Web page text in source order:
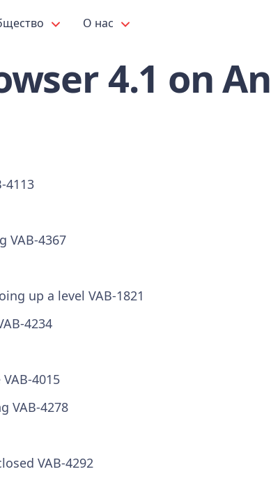
О нас
4.1 on
4113
VAB-4367
up a level VAB-1821
4234
VAB-4015
VAB-4278
VAB-4292